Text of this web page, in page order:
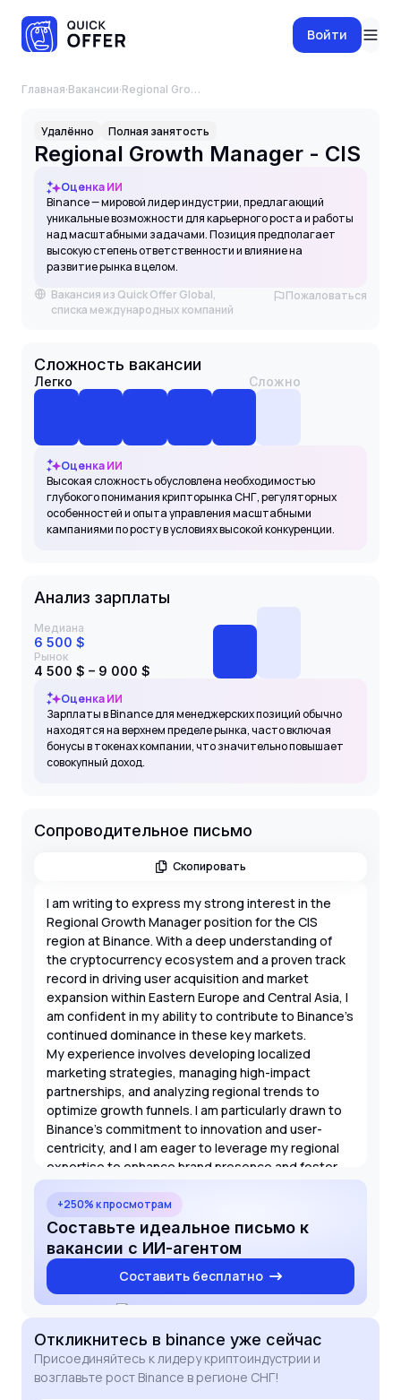
Войти
Главная·Вакансии· Regional Growth Manager - CIS
Удалённо Полная занятость
Regional Growth Manager - CIS
Оценка ИИ
Binance — мировой лидер индустрии, предлагающий
уникальные возможности для карьерного роста и работы
над масштабными задачами. Позиция предполагает
высокую степень ответственности и влияние на
развитие рынка в целом.
Вакансия из Quick Offer Global,
списка международных компаний
Пожаловаться
Сложность вакансии
Легко Сложно
Оценка ИИ
Высокая сложность обусловлена необходимостью
глубокого понимания крипторынка СНГ, регуляторных
особенностей и опыта управления масштабными
кампаниями по росту в условиях высокой конкуренции.
Анализ зарплаты
Медиана
6 500 $
Рынок
4 500 $ – 9 000 $
Оценка ИИ
Зарплаты в Binance для менеджерских позиций обычно
находятся на верхнем пределе рынка, часто включая
бонусы в токенах компании, что значительно повышает
совокупный доход.
Сопроводительное письмо
Скопировать
I am writing to express my strong interest in the
Regional Growth Manager position for the CIS
region at Binance. With a deep understanding of
the cryptocurrency ecosystem and a proven track
record in driving user acquisition and market
expansion within Eastern Europe and Central Asia, I
am confident in my ability to contribute to Binance's
continued dominance in these key markets.
My experience involves developing localized
marketing strategies, managing high-impact
partnerships, and analyzing regional trends to
optimize growth funnels. I am particularly drawn to
Binance's commitment to innovation and user-
centricity, and I am eager to leverage my regional
expertise to enhance brand presence and foster
community engagement across the CIS region.
+250% к просмотрам
Составьте идеальное письмо к
вакансии с ИИ-агентом
Составить бесплатно
Откликнитесь в binance уже сейчас
Присоединяйтесь к лидеру криптоиндустрии и
возглавьте рост Binance в регионе СНГ!